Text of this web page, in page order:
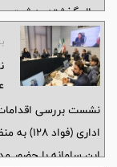
سال گذشته به ثبت
نشست بررسی
اداری
این سامانه با حضور